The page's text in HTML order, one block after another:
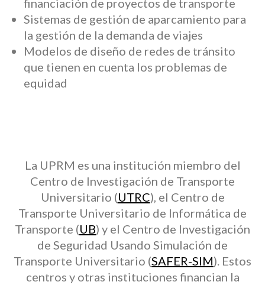
financiación de proyectos de transporte
Sistemas de gestión de aparcamiento para
la gestión de la demanda de viajes
Modelos de diseño de redes de tránsito
que tienen en cuenta los problemas de
equidad
La UPRM es una institución miembro del
Centro de Investigación de Transporte
Universitario (UTRC), el Centro de
Transporte Universitario de Informática de
Transporte (UB) y el Centro de Investigación
de Seguridad Usando Simulación de
Transporte Universitario (SAFER-SIM). Estos
centros y otras instituciones financian la